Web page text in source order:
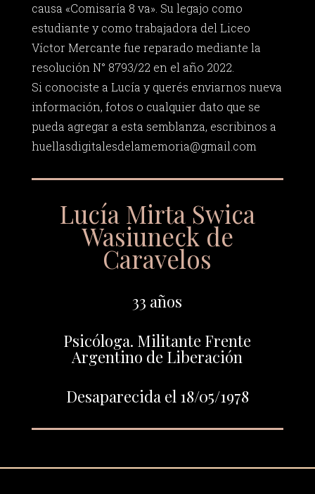
causa «Comisaría 8 va». Su legajo como
estudiante y como trabajadora del Liceo
Víctor Mercante fue reparado mediante la
resolución N° 8793/22 en el año 2022.
Si conociste a Lucía y querés enviarnos nueva
información, fotos o cualquier dato que se
pueda agregar a esta semblanza, escribinos a
huellasdigitalesdelamemoria@gmail.com
Lucía Mirta Swica
Wasiuneck de
Caravelos
33 años
Psicóloga. Militante Frente
Argentino de Liberación
Desaparecida el 18/05/1978